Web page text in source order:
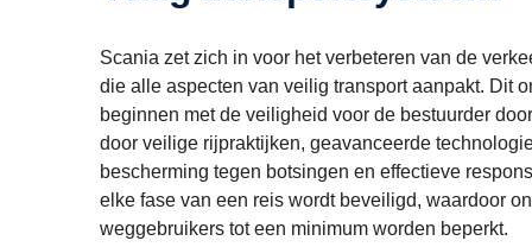
Scania zet zich in voor het verbeteren van de
die alle aspecten van veilig transport aanpakt. Dit
beginnen met de veiligheid voor de bestuurder
door veilige rijpraktijken, geavanceerde
bescherming tegen botsingen en effectieve
elke fase van een reis wordt beveiligd, waardoor
weggebruikers tot een minimum worden beperkt.